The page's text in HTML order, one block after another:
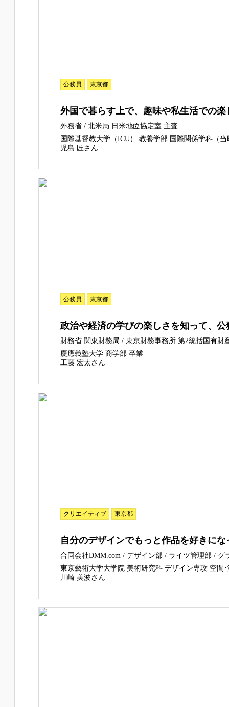
公務員 東京都
外国で暮らす上で、趣味や私生活での
外務省 / 北米局 日米地位協定室 主査
国際基督教大学（ICU） 教養学部 国際関係学科（当
児島 匠さん
公務員 東京都
政治や経済の学びの楽しさを知って、
財務省 関東財務局 / 東京財務事務所 第2統括国有財
慶應義塾大学 商学部 卒業
工藤 宏太さん
クリエイティブ 東京都
自分のデザインでもっと作品を好きに
合同会社DMM.com / デザイン部 / ライツ管理部 / グ
東京藝術大学大学院 美術研究科 デザイン専攻 空間
川崎 美波さん